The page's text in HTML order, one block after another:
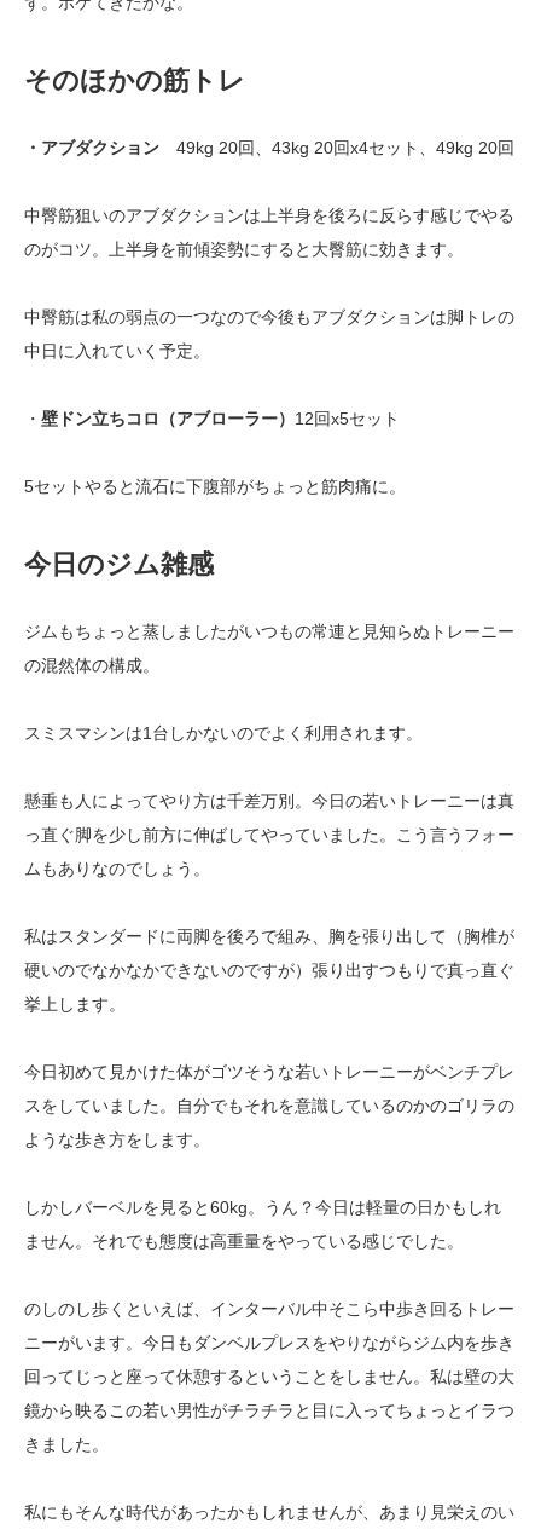
そのほかの筋トレ
・アブダクション 49kg 20回、43kg 20回x4セット、49kg 20回
中臀筋狙いのアブダクションは上半身を後ろに反らす感じでやる
のがコツ。上半身を前傾姿勢にすると大臀筋に効きます。
中臀筋は私の弱点の一つなので今後もアブダクションは脚トレの
中日に入れていく予定。
・ 壁ドン立ちコロ（アブローラー） 12回x5セット
5セットやると流石に下腹部がちょっと筋肉痛に。
今日のジム雑感
ジムもちょっと蒸しましたがいつもの常連と見知らぬトレーニー
の混然体の構成。
スミスマシンは1台しかないのでよく利用されます。
懸垂も人によってやり方は千差万別。今日の若いトレーニーは真
っ直ぐ脚を少し前方に伸ばしてやっていました。こう言うフォー
ムもありなのでしょう。
私はスタンダードに両脚を後ろで組み、胸を張り出して（胸椎が
硬いのでなかなかできないのですが）張り出すつもりで真っ直ぐ
挙上します。
今日初めて見かけた体がゴツそうな若いトレーニーがベンチプレ
スをしていました。自分でもそれを意識しているのかのゴリラの
ような歩き方をします。
しかしバーベルを見ると60kg。うん？今日は軽量の日かもしれ
ません。それでも態度は高重量をやっている感じでした。
のしのし歩くといえば、インターバル中そこら中歩き回るトレー
ニーがいます。今日もダンベルプレスをやりながらジム内を歩き
回ってじっと座って休憩するということをしません。私は壁の大
鏡から映るこの若い男性がチラチラと目に入ってちょっとイラつ
きました。
私にもそんな時代があったかもしれませんが、あまり見栄えのい